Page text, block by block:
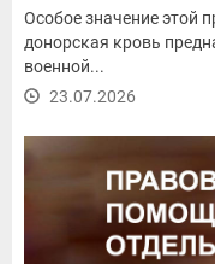
Особое значение этой
донорская кровь
военной...
23.07.2026